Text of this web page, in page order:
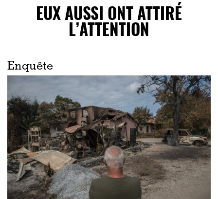
EUX AUSSI ONT ATTIRÉ
L’ATTENTION
Enquête